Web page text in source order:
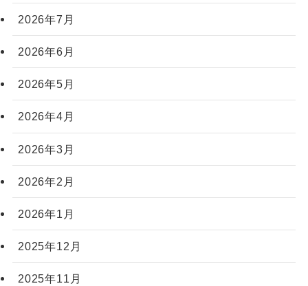
2026年7月
2026年6月
2026年5月
2026年4月
2026年3月
2026年2月
2026年1月
2025年12月
2025年11月